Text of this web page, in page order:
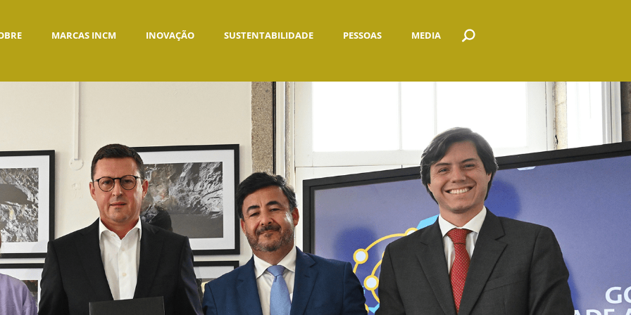
MARCAS INCM INOVAÇÃO SUSTENTABILIDADE PESSOAS MEDIA